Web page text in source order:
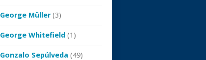
George Müller(3)
George Whitefield (1)
Gonzalo Sepúlveda (49)